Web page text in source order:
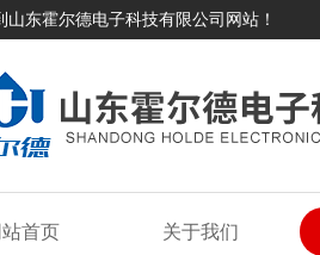
山东霍尔德电子科技有限公司网站！
站首页 关于我们